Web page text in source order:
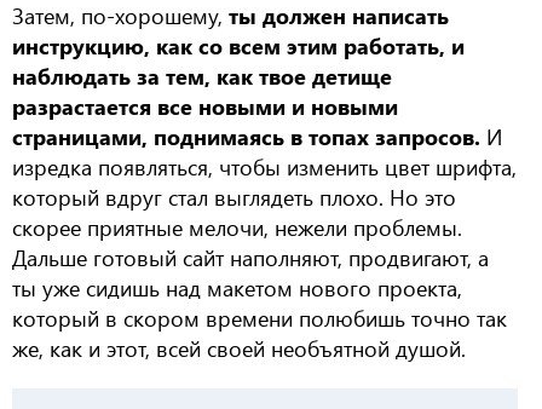
Затем, по-хорошему, ты должен написать
инструкцию, как со всем этим работать, и
наблюдать за тем, как твое детище
разрастается все новыми и новыми
страницами, поднимаясь в топах запросов. И
изредка появляться, чтобы изменить цвет шрифта,
который вдруг стал выглядеть плохо. Но это
скорее приятные мелочи, нежели проблемы.
Дальше готовый сайт наполняют, продвигают, а
ты уже сидишь над макетом нового проекта,
который в скором времени полюбишь точно так
же, как и этот, всей своей необъятной душой.